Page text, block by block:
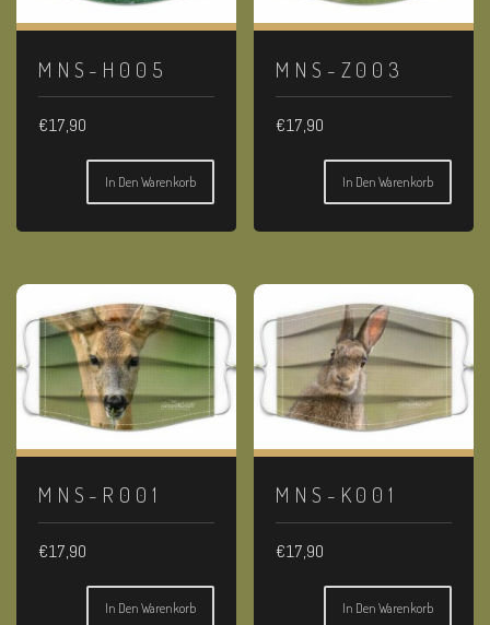
MNS-H005
€17,90
In Den Warenkorb
MNS-Z003
€17,90
In Den Warenkorb
MNS-R001
€17,90
In Den Warenkorb
MNS-K001
€17,90
In Den Warenkorb